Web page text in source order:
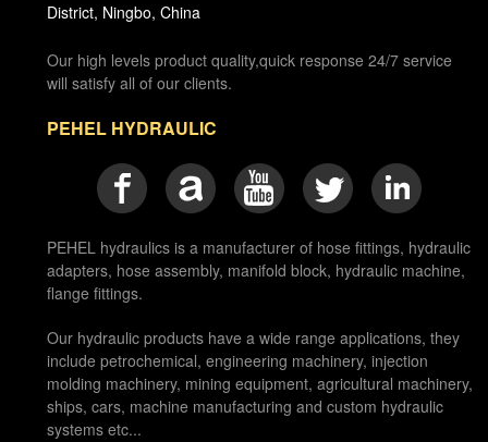
District, Ningbo, China
Our high levels product quality,quick response 24/7 service
will satisfy all of our clients.
PEHEL HYDRAULIC
PEHEL hydraulics is a manufacturer of hose fittings, hydraulic
adapters, hose assembly, manifold block, hydraulic machine,
flange fittings.
Our hydraulic products have a wide range applications, they
include petrochemical, engineering machinery, injection
molding machinery, mining equipment, agricultural machinery,
ships, cars, machine manufacturing and custom hydraulic
systems etc...